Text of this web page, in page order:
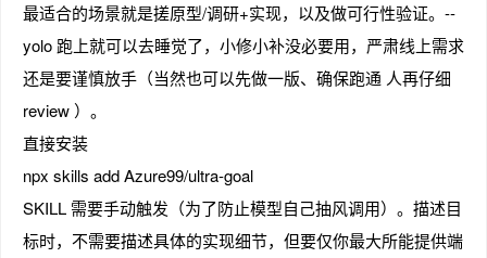
最适合的场景就是搓原型/调研+实现，以及做可行性验证。--
yolo 跑上就可以去睡觉了，小修小补没必要用，严肃线上需求
还是要谨慎放手（当然也可以先做一版、确保跑通 人再仔细
review ）。
直接安装
npx skills add Azure99/ultra-goal
SKILL 需要手动触发（为了防止模型自己抽风调用）。描述目
标时，不需要描述具体的实现细节，但要仅你最大所能提供端